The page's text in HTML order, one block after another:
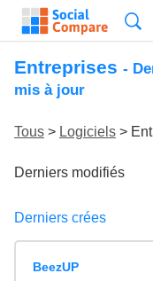
Entreprises -
mis à jour
Tous > Logiciels >
Derniers modifiés
Derniers crées
BeezUP